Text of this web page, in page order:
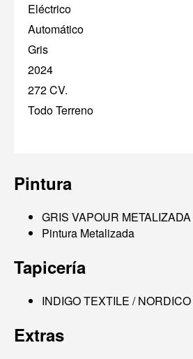
Eléctrico
Automático
Gris
2024
272 CV.
Todo Terreno
Pintura
GRIS VAPOUR METALIZADA
Pintura Metalizada
Tapicería
INDIGO TEXTILE / NORDICO
Extras